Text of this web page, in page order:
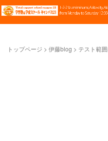
トップページ > 伊藤blog > テスト範